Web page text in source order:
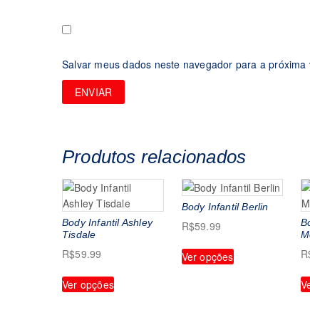
Salvar meus dados neste navegador para a
Produtos relacionados
Body Infantil Ashley
Tisdale
R$59.99
Ver opções
Este
produto
Body Infantil Berlin
R$59.99
Ver opções
Este
produto